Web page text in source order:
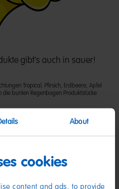
About
cookies
content and ads, to provide
gibt's auch in sauer!
Tropical, Pfirsich, Erdbeere, Apfel
bunten Regenbogen Produktstücke
Citronensäure, Äpfelsäure;
von Speisefettsäuren,
Trinatriumcitrat; Geliermittel: